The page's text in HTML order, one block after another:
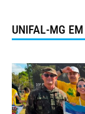
UNIFAL-MG